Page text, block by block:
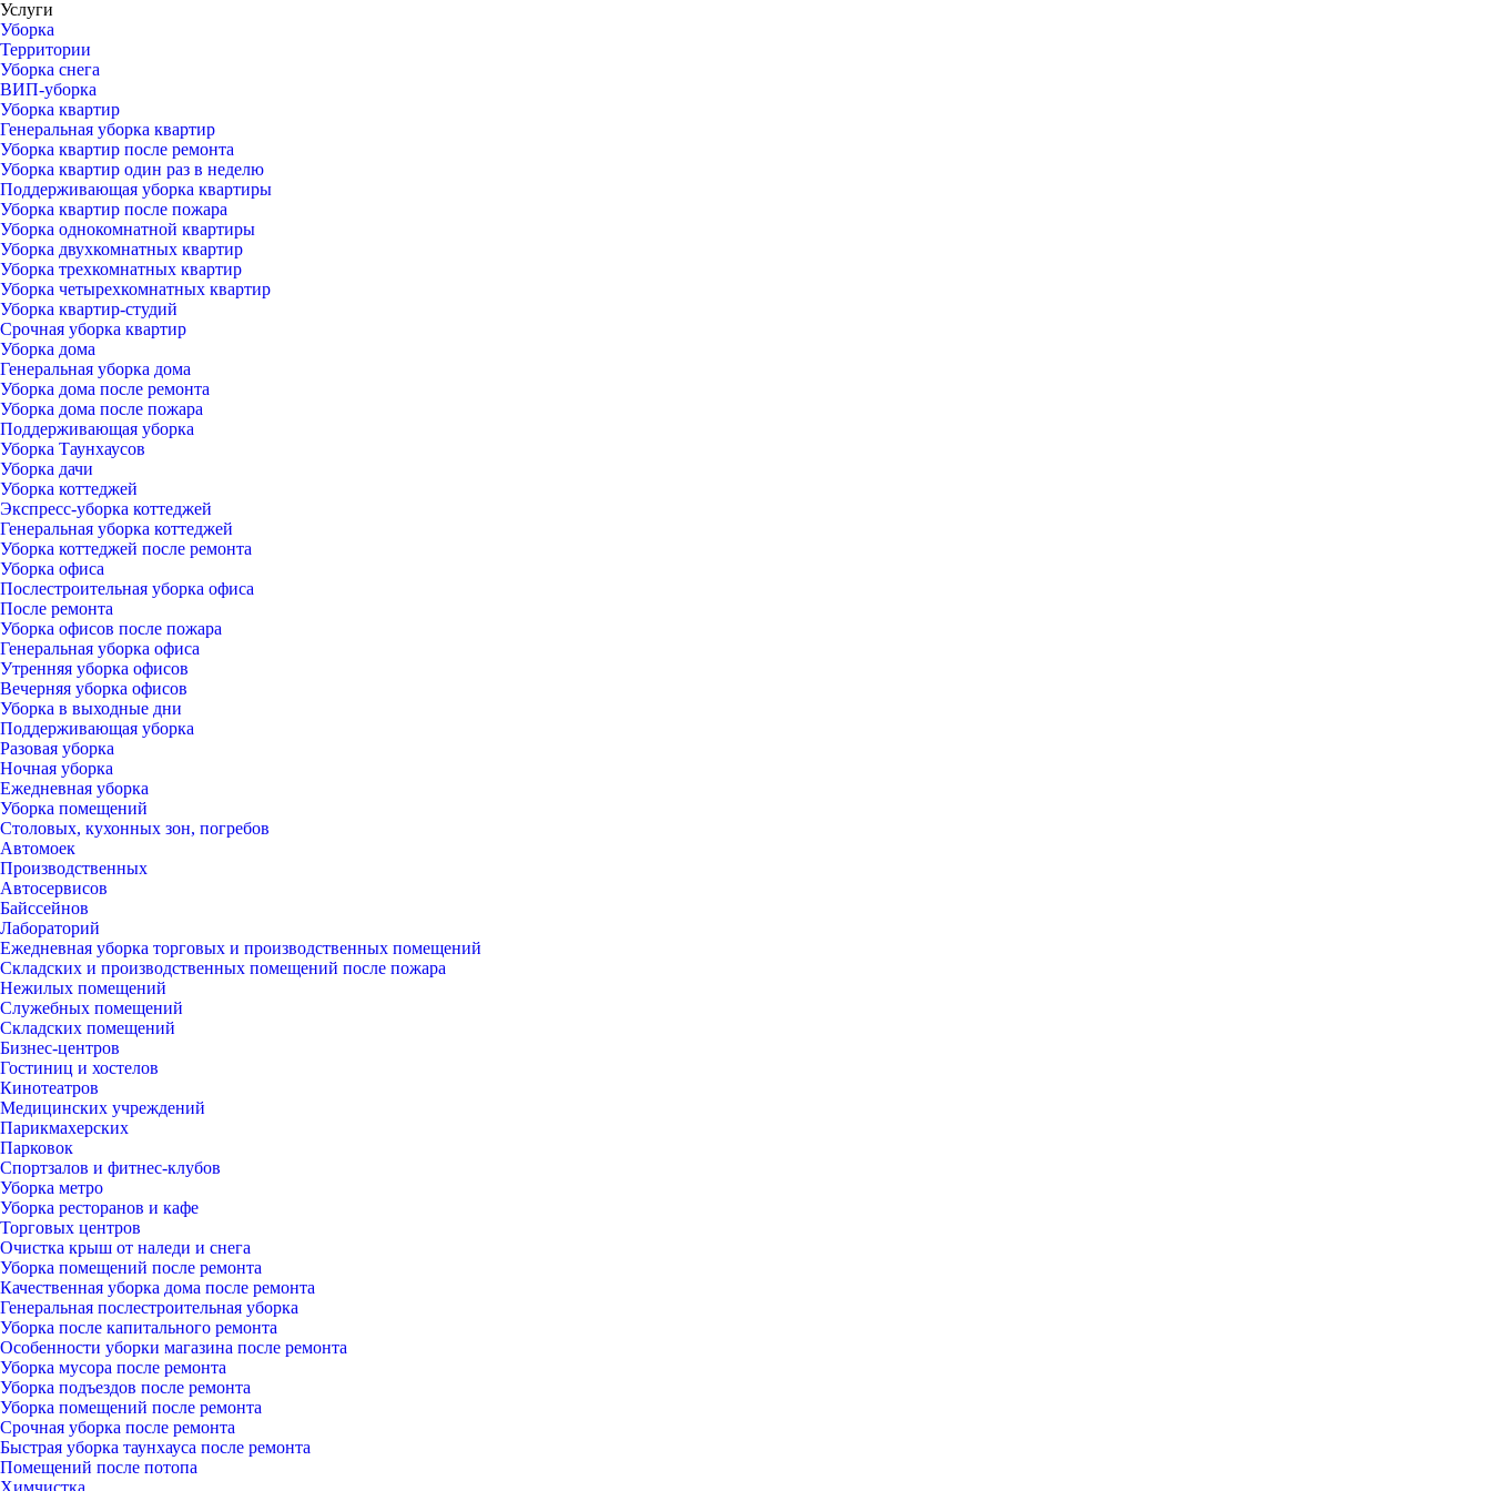
Услуги
Уборка
Территории
Уборка снега
ВИП-уборка
Уборка квартир
Генеральная уборка квартир
Уборка квартир после ремонта
Уборка квартир один раз в неделю
Поддерживающая уборка квартиры
Уборка квартир после пожара
Уборка однокомнатной квартиры
Уборка двухкомнатных квартир
Уборка трехкомнатных квартир
Уборка четырехкомнатных квартир
Уборка квартир-студий
Срочная уборка квартир
Уборка дома
Генеральная уборка дома
Уборка дома после ремонта
Уборка дома после пожара
Поддерживающая уборка
Уборка Таунхаусов
Уборка дачи
Уборка коттеджей
Экспресс-уборка коттеджей
Генеральная уборка коттеджей
Уборка коттеджей после ремонта
Уборка офиса
Послестроительная уборка офиса
После ремонта
Уборка офисов после пожара
Генеральная уборка офиса
Утренняя уборка офисов
Вечерняя уборка офисов
Уборка в выходные дни
Поддерживающая уборка
Разовая уборка
Ночная уборка
Ежедневная уборка
Уборка помещений
Столовых, кухонных зон, погребов
Автомоек
Производственных
Автосервисов
Байссейнов
Лабораторий
Ежедневная уборка торговых и производственных помещений
Складских и производственных помещений после пожара
Нежилых помещений
Служебных помещений
Складских помещений
Бизнес-центров
Гостиниц и хостелов
Кинотеатров
Медицинских учреждений
Парикмахерских
Парковок
Спортзалов и фитнес-клубов
Уборка метро
Уборка ресторанов и кафе
Торговых центров
Очистка крыш от наледи и снега
Уборка помещений после ремонта
Качественная уборка дома после ремонта
Генеральная послестроительная уборка
Уборка после капитального ремонта
Особенности уборки магазина после ремонта
Уборка мусора после ремонта
Уборка подъездов после ремонта
Уборка помещений после ремонта
Срочная уборка после ремонта
Быстрая уборка таунхауса после ремонта
Помещений после потопа
Химчистка